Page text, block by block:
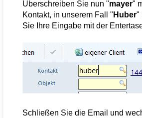
Überschreiben Sie nun "mayer"
Kontakt, in unserem Fall " Huber"
Sie Ihre Eingabe mit der
Schließen Sie die Email und